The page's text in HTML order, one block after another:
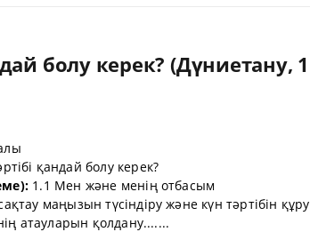
болу керек? (Дүниетану, 1
қандай болу керек?
1.1 Мен және менің отбасым
маңызын түсіндіру және күн тәртібін құру
атауларын қолдану.......